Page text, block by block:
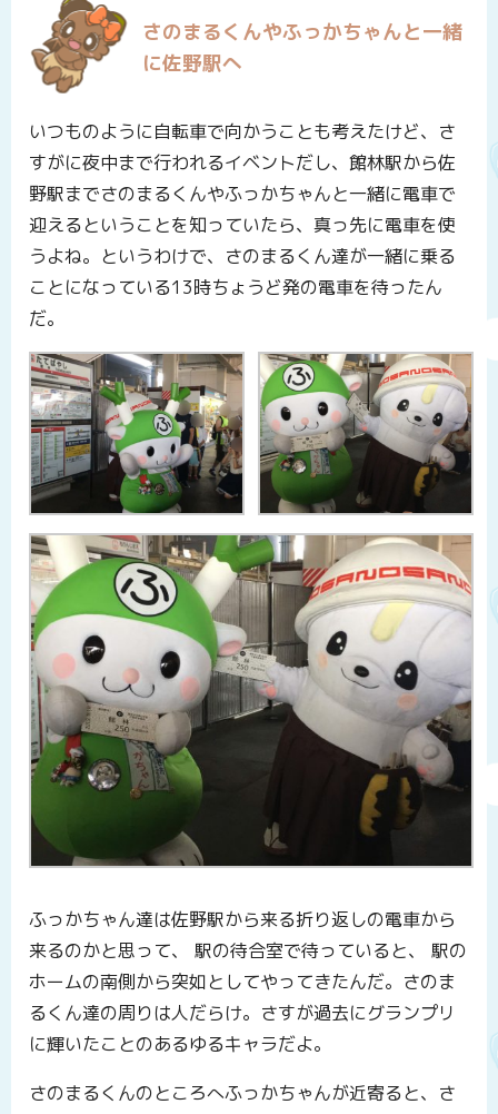
さのまるくんやふっかちゃんと一緒
に佐野駅へ
いつものように自転車で向かうことも考えたけど、さ
すがに夜中まで行われるイベントだし、館林駅から佐
野駅までさのまるくんやふっかちゃんと一緒に電車で
迎えるということを知っていたら、真っ先に電車を使
うよね。というわけで、さのまるくん達が一緒に乗る
ことになっている13時ちょうど発の電車を待ったん
だ。
ふっかちゃん達は佐野駅から来る折り返しの電車から
来るのかと思って、 駅の待合室で待っていると、 駅の
ホームの南側から突如としてやってきたんだ。さのま
るくん達の周りは人だらけ。さすが過去にグランプリ
に輝いたことのあるゆるキャラだよ。
さのまるくんのところへふっかちゃんが近寄ると、さ